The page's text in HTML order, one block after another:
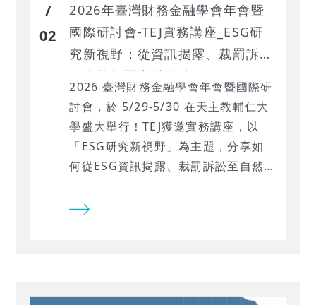
/
02
2026年臺灣財務金融學會年會暨
國際研討會-TEJ實務講座_ESG研
究新視野：從資訊揭露、裁罰訴訟
至自然相關實體風險
2026 臺灣財務金融學會年會暨國際研
討會，於 5/29-5/30 在天主教輔仁大
學盛大舉行！TEJ獲邀實務講座，以
「ESG研究新視野」為主題，分享如
何從ESG資訊揭露、裁罰訴訟至自然
要點。